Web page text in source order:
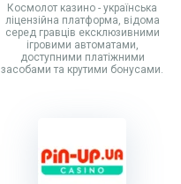
Космолот казино - українська
ліцензійна платформа, відома
серед гравців ексклюзивними
ігровими автоматами,
доступними платіжними
засобами та крутими бонусами.